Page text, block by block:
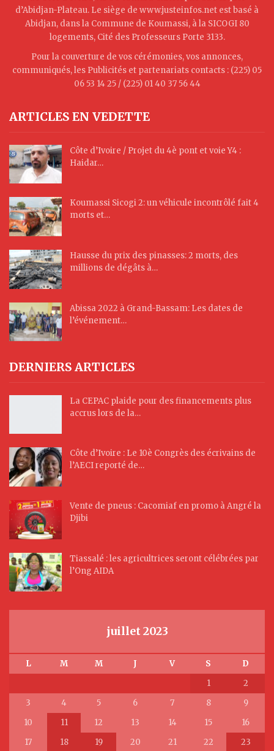
d’Abidjan-Plateau. Le siège de www.justeinfos.net est basé à
Abidjan, dans la Commune de Koumassi, à la SICOGI 80
logements, Cité des Professeurs Porte 3133.
Pour la couverture de vos cérémonies, vos annonces,
communiqués, les Publicités et partenariats contacts : (225) 05
06 53 14 25 / (225) 01 40 37 56 44
ARTICLES EN VEDETTE
Côte d’Ivoire / Projet du 4è pont et voie Y4 :
Haidar…
Koumassi Sicogi 2: un véhicule incontrôlé fait 4
morts et…
Hausse du prix des pinasses: 2 morts, des
millions de dégâts à…
Abissa 2022 à Grand-Bassam: Les dates de
l’événement…
DERNIERS ARTICLES
La CEPAC plaide pour des financements plus
accrus lors de la…
Côte d’Ivoire : Le 10è Congrès des écrivains de
l’AECI reporté de…
Vente de pneus : Cacomiaf en promo à Angré la
Djibi
Tiassalé : les agricultrices seront célébrées par
l’Ong AIDA
juillet 2023
L M M J V S
D
1
2
3
4 5 6 7 8
9
10
11 12 13 14 15
16
17
18 19 20 21 22 23